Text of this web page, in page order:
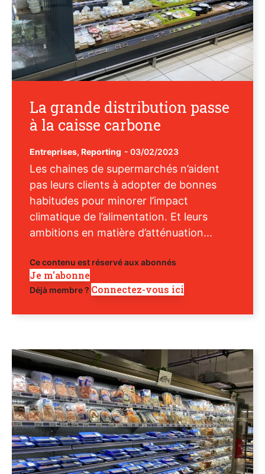
La grande distribution passe
à la caisse carbone
Entreprises, Reporting - 03/02/2023
Les chaines de supermarchés n’aident
pas leurs clients à adopter de bonnes
habitudes pour minorer l’impact
climatique de l’alimentation. Et leurs
ambitions en matière d’atténuation...
Ce contenu est réservé aux abonnés
Je m'abonne
Déjà membre ? Connectez-vous ici